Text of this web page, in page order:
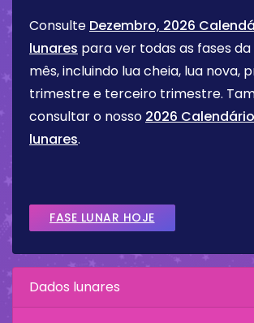
Consulte Dezembro, 2026
lunares para ver todas as fases
mês, incluindo lua cheia, lua nova,
trimestre e terceiro trimestre.
consultar o nosso 2026
lunares.
FASE LUNAR HOJE
Dados lunares